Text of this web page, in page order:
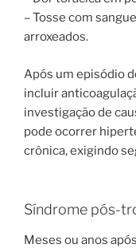
– Tosse com
arroxeados.
Após um episódio
incluir
investigação de
pode ocorrer
crônica, exigindo
Síndrome pós-
Meses ou anos